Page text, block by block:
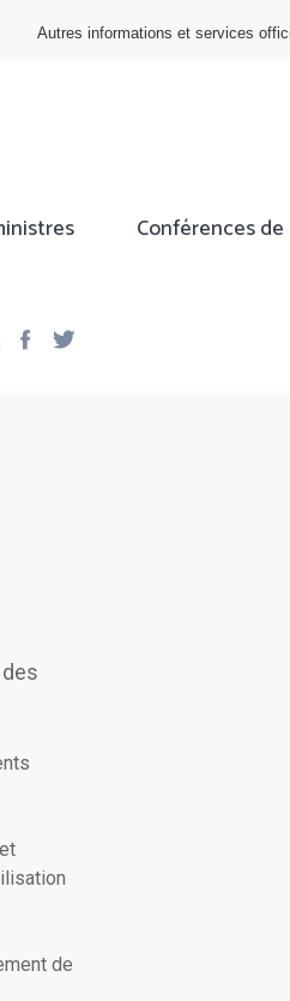
Autres informations et services
Conférences de
Facebook
de